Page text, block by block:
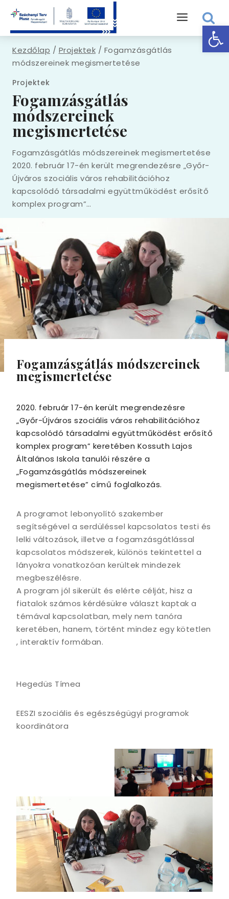
content
Kezdőlap / Projektek / Fogamzásgátlás
módszereinek megismertetése
Projektek
Fogamzásgátlás
módszereinek
megismertetése
Fogamzásgátlás módszereinek megismertetése
2020. február 17-én került megrendezésre „Győr-
Újváros szociális város rehabilitációhoz
kapcsolódó társadalmi együttműködést erősítő
komplex program”…
Fogamzásgátlás módszereinek
megismertetése
2020. február 17-én került megrendezésre
„Győr-Újváros szociális város rehabilitációhoz
kapcsolódó társadalmi együttműködést erősítő
komplex program” keretében Kossuth Lajos
Általános Iskola tanulói részére a
„Fogamzásgátlás módszereinek
megismertetése” című foglalkozás.
A programot lebonyolító szakember
segítségével a serdüléssel kapcsolatos testi és
lelki változások, illetve a fogamzásgátlással
kapcsolatos módszerek, különös tekintettel a
lányokra vonatkozóan kerültek mindezek
megbeszélésre.
A program jól sikerült és elérte célját, hisz a
fiatalok számos kérdésükre választ kaptak a
témával kapcsolatban, mely nem tanóra
keretében, hanem, történt mindez egy kötetlen
, interaktív formában.
Hegedüs Tímea
EESZI szociális és egészségügyi programok
koordinátora